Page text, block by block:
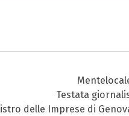
Testata
delle Imprese di